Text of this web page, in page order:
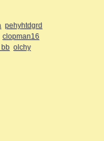
pehyhtdgrd
clopman16
olchy